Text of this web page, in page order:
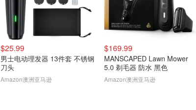
$25.99
男士电动理发器 13件套 不锈钢
刀头
Amazon澳洲亚马逊
$169.99
MANSCAPED Lawn Mower
5.0 剃毛器 防水 黑色
Amazon澳洲亚马逊